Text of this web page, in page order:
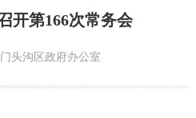
开第166次常务会
头沟区政府办公室